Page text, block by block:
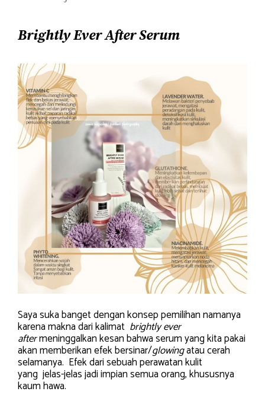
Brightly Ever After Serum
Saya suka banget dengan konsep pemilihan namanya
karena makna dari kalimat brightly ever
aftermeninggalkan kesan bahwa serum yang kita pakai
akan memberikan efek bersinar/glowingatau cerah
selamanya. Efek dari sebuah perawatan kulit
yang jelas-jelas jadi impian semua orang, khususnya
kaum hawa.